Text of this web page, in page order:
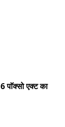
पाॅक्सो एक्ट का